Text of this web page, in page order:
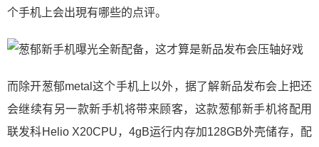
个手机上会出現有哪些的点评。
而除开葱郁metal这个手机上以外，据了解新品发布会上把还
会继续有另一款新手机将带来顾客，这款葱郁新手机将配用
联发科Helio X20CPU，4gB运行内存加128GB外壳储存，配